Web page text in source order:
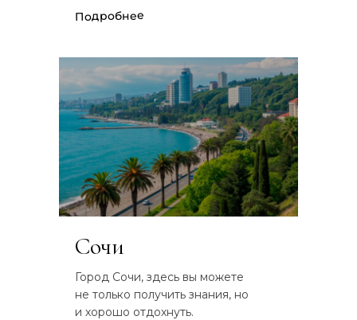
Подробнее
Сочи
Город Сочи, здесь вы можете
не только получить знания, но
и хорошо отдохнуть.